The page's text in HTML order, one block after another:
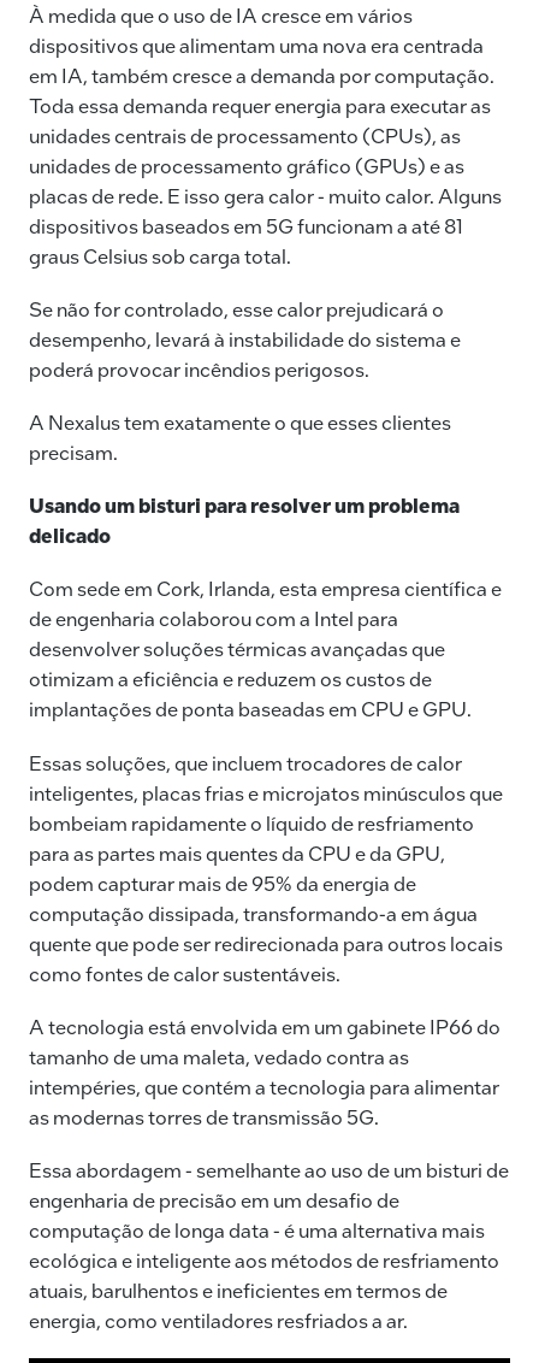
À medida que o uso de IA cresce em vários
dispositivos que alimentam uma nova era centrada
em IA, também cresce a demanda por computação.
Toda essa demanda requer energia para executar as
unidades centrais de processamento (CPUs), as
unidades de processamento gráfico (GPUs) e as
placas de rede. E isso gera calor - muito calor. Alguns
dispositivos baseados em 5G funcionam a até 81
graus Celsius sob carga total.
Se não for controlado, esse calor prejudicará o
desempenho, levará à instabilidade do sistema e
poderá provocar incêndios perigosos.
A Nexalus tem exatamente o que esses clientes
precisam.
Usando um bisturi para resolver um problema
delicado
Com sede em Cork, Irlanda, esta empresa científica e
de engenharia colaborou com a Intel para
desenvolver soluções térmicas avançadas que
otimizam a eficiência e reduzem os custos de
implantações de ponta baseadas em CPU e GPU.
Essas soluções, que incluem trocadores de calor
inteligentes, placas frias e microjatos minúsculos que
bombeiam rapidamente o líquido de resfriamento
para as partes mais quentes da CPU e da GPU,
podem capturar mais de 95% da energia de
computação dissipada, transformando-a em água
quente que pode ser redirecionada para outros locais
como fontes de calor sustentáveis.
A tecnologia está envolvida em um gabinete IP66 do
tamanho de uma maleta, vedado contra as
intempéries, que contém a tecnologia para alimentar
as modernas torres de transmissão 5G.
Essa abordagem - semelhante ao uso de um bisturi de
engenharia de precisão em um desafio de
computação de longa data - é uma alternativa mais
ecológica e inteligente aos métodos de resfriamento
atuais, barulhentos e ineficientes em termos de
energia, como ventiladores resfriados a ar.